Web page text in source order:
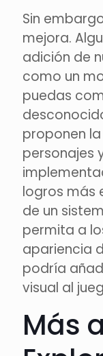
Sin
mejora.
adición de
como un
puedas
proponen
personajes
logros más
de un
permita a
apariencia
podría
visual al
Más